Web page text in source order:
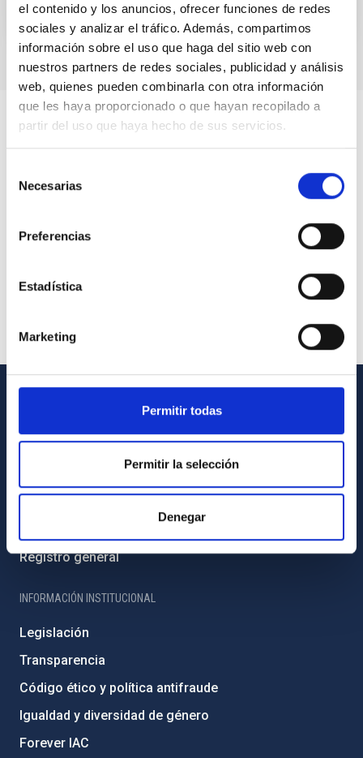
el contenido y los anuncios, ofrecer funciones de redes
sociales y analizar el tráfico. Además, compartimos
información sobre el uso que haga del sitio web con
nuestros partners de redes sociales, publicidad y análisis
web, quienes pueden combinarla con otra información
que les haya proporcionado o que hayan recopilado a
partir del uso que haya hecho de sus servicios.
Necesarias
Preferencias
Estadística
Marketing
Permitir todas
Permitir la selección
Denegar
Contacto
Cómo llegar al IAC
Directorio de personal
Registro general
INFORMACIÓN INSTITUCIONAL
Legislación
Transparencia
Código ético y política antifraude
Igualdad y diversidad de género
Forever IAC